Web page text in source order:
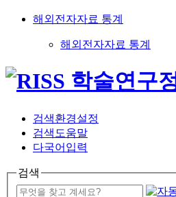
해외전자자료 통계
해외전자자료 통계
검색환경설정
검색도움말
다국어입력
검색